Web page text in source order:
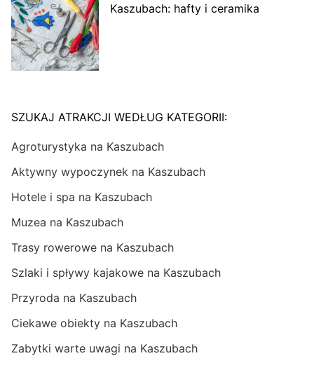
Kaszubach: hafty i ceramika
SZUKAJ ATRAKCJI WEDŁUG KATEGORII:
Agroturystyka na Kaszubach
Aktywny wypoczynek na Kaszubach
Hotele i spa na Kaszubach
Muzea na Kaszubach
Trasy rowerowe na Kaszubach
Szlaki i spływy kajakowe na Kaszubach
Przyroda na Kaszubach
Ciekawe obiekty na Kaszubach
Zabytki warte uwagi na Kaszubach